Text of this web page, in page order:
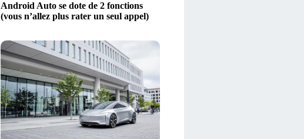
Android Auto se dote de 2 fonctions
(vous n’allez plus rater un seul appel)